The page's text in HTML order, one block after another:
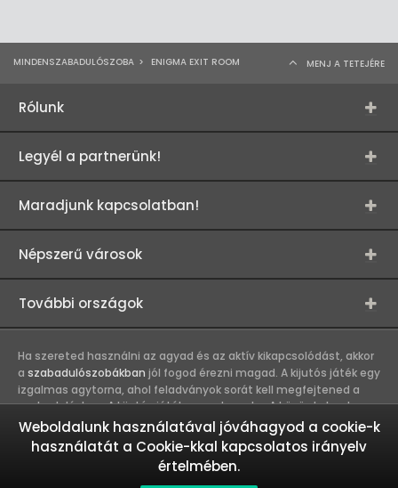
MINDENSZABADULÓSZOBA > ENIGMA EXIT ROOM MENJ A TETEJÉRE
Rólunk
Legyél a partnerünk!
Maradjunk kapcsolatban!
Népszerű városok
További országok
Ha szereted használni az agyad és az aktív kikapcsolódást, akkor
a szabadulószobákban jól fogod érezni magad. A kijutós játék egy
izgalmas agytorna, ahol feladványok sorát kell megfejtened a
szabaduláshoz. A kijutós játék csapatmunka. A közös kaland
erősíti a játékosok közötti kapcsolatot, így összehozza a
munkahelyi és baráti társaságokat. A szabadulószobák olyan
kalandokat kínálnak, melyekbe nem érdemes egyedül belevágni.
Ez egy igazi csapatmunka és akkor megy a legjobban, ha a
Weboldalunk használatával jóváhagyod a cookie-k
használatát a Cookie-kkal kapcsolatos irányelv
értelmében.